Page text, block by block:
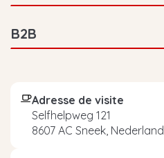
B2B
Adresse de visite
Selfhelpweg 121
8607 AC Sneek, Nederland